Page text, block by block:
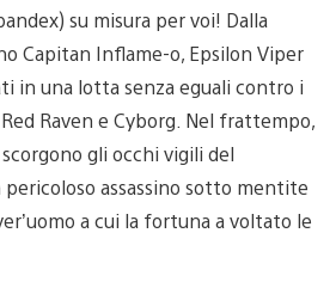
su misura per voi! Dalla
Capitan Inflame-o, Epsilon Viper
in una lotta senza eguali contro i
Raven e Cyborg. Nel frattempo,
gli occhi vigili del
assassino sotto mentite
a cui la fortuna a voltato le